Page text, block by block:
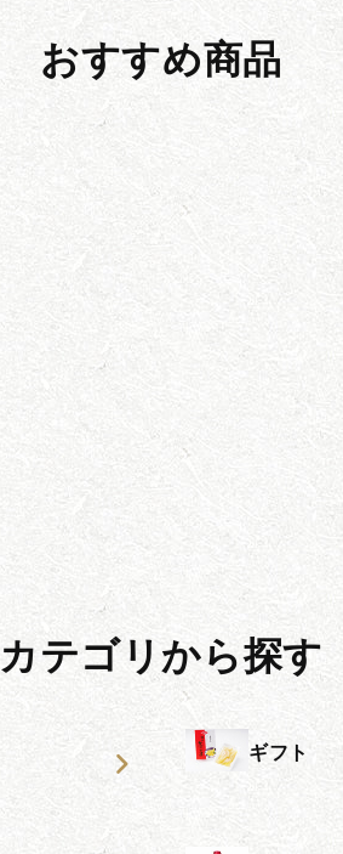
おすすめ商品
カテゴリから探す
ギフト